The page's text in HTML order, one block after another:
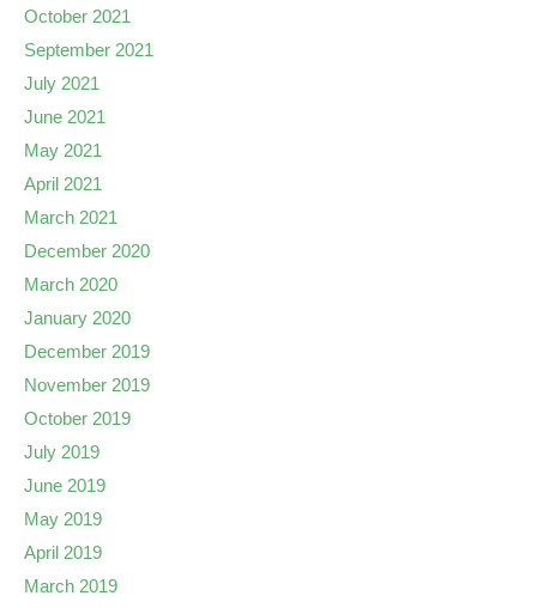
October 2021
September 2021
July 2021
June 2021
May 2021
April 2021
March 2021
December 2020
March 2020
January 2020
December 2019
November 2019
October 2019
July 2019
June 2019
May 2019
April 2019
March 2019